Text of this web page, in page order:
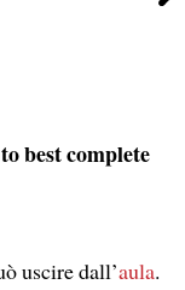
to best complete
uscire dall’aula.